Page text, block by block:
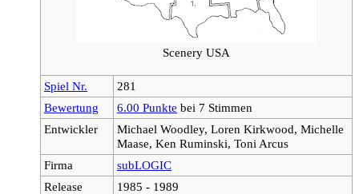
Scenery USA
Spiel Nr.
281
Bewertung
6.00 Punkte bei 7 Stimmen
Entwickler
Michael Woodley, Loren Kirkwood, Michelle
Maase, Ken Ruminski, Toni Arcus
Firma
subLOGIC
Release
1985 - 1989